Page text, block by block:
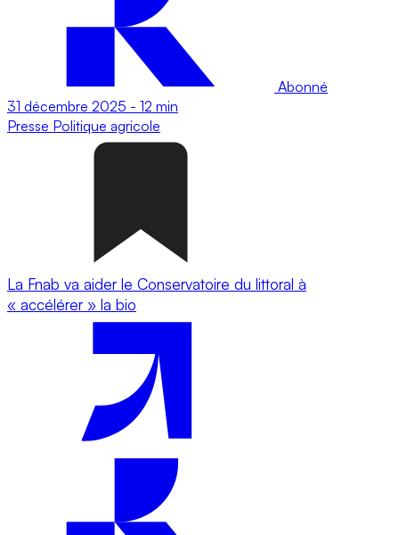
Abonné
31 décembre 2025 - 12 min
Presse Politique agricole
La Fnab va aider le Conservatoire du littoral à
« accélérer » la bio